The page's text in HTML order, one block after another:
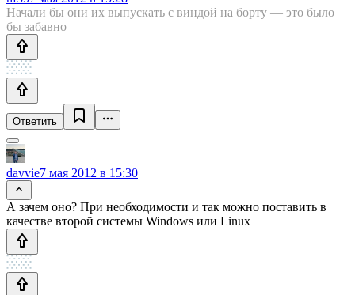
Начали бы они их выпускать с виндой на борту — это было
бы забавно
Ответить
davvie7 мая 2012 в 15:30
А зачем оно? При необходимости и так можно поставить в
качестве второй системы Windows или Linux